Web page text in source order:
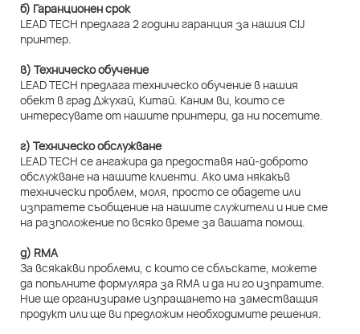
б) Гаранционен срок
LEAD TECH предлага 2 години гаранция за нашия CIJ
принтер.
в) Техническо обучение
LEAD TECH предлага техническо обучение в нашия
обект в град Джухай, Китай. Каним ви, които се
интересувате от нашите принтери, да ни посетите.
г) Техническо обслужване
LEAD TECH се ангажира да предоставя най-доброто
обслужване на нашите клиенти. Ако има някакъв
технически проблем, моля, просто се обадете или
изпратете съобщение на нашите служители и ние сме
на разположение по всяко време за вашата помощ.
д) RMA
За всякакви проблеми, с които се сблъскате, можете
да попълните формуляра за RMA и да ни го изпратите.
Ние ще организираме изпращането на заместващия
продукт или ще ви предложим необходимите решения.